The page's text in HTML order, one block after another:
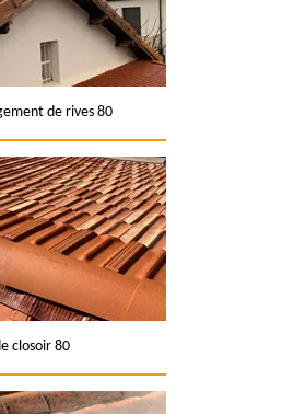
de rives 80
closoir 80